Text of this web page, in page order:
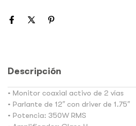
Descripción
• Monitor coaxial activo de 2 vías
• Parlante de 12″ con driver de 1.75″
• Potencia: 350W RMS